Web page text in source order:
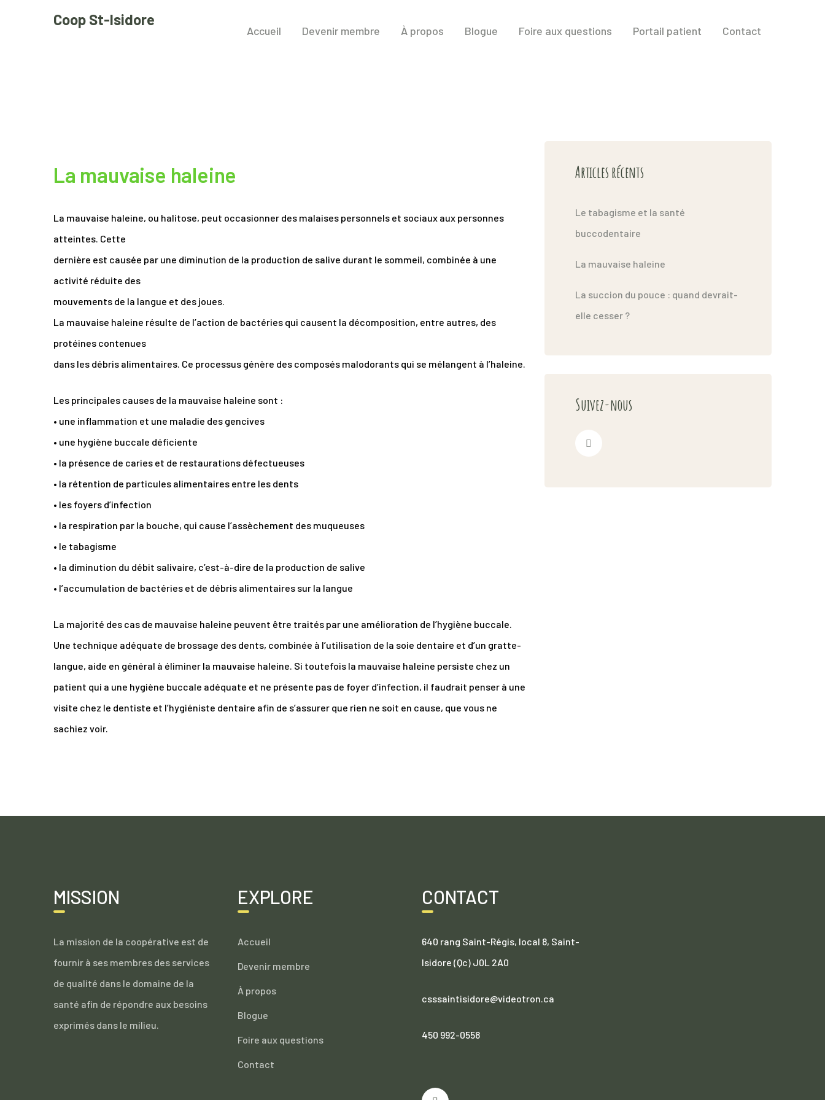
Coop St-Isidore
Accueil Devenir membre À propos Blogue Foire aux questions Portail patient Contact
La mauvaise haleine
La mauvaise haleine, ou halitose, peut occasionner des malaises personnels et sociaux aux personnes
atteintes. Cette
dernière est causée par une diminution de la production de salive durant le sommeil, combinée à une
activité réduite des
mouvements de la langue et des joues.
La mauvaise haleine résulte de l’action de bactéries qui causent la décomposition, entre autres, des
protéines contenues
dans les débris alimentaires. Ce processus génère des composés malodorants qui se mélangent à l’haleine.
Les principales causes de la mauvaise haleine sont :
• une inflammation et une maladie des gencives
• une hygiène buccale déficiente
• la présence de caries et de restaurations défectueuses
• la rétention de particules alimentaires entre les dents
• les foyers d’infection
• la respiration par la bouche, qui cause l’assèchement des muqueuses
• le tabagisme
• la diminution du débit salivaire, c’est-à-dire de la production de salive
• l’accumulation de bactéries et de débris alimentaires sur la langue
La majorité des cas de mauvaise haleine peuvent être traités par une amélioration de l’hygiène buccale.
Une technique adéquate de brossage des dents, combinée à l’utilisation de la soie dentaire et d’un gratte-
langue, aide en général à éliminer la mauvaise haleine. Si toutefois la mauvaise haleine persiste chez un
patient qui a une hygiène buccale adéquate et ne présente pas de foyer d’infection, il faudrait penser à une
visite chez le dentiste et l’hygiéniste dentaire afin de s’assurer que rien ne soit en cause, que vous ne
sachiez voir.
Articles récents
Le tabagisme et la santé
buccodentaire
La mauvaise haleine
La succion du pouce : quand devrait-
elle cesser ?
Suivez-nous
MISSION
La mission de la coopérative est de
fournir à ses membres des services
de qualité dans le domaine de la
santé afin de répondre aux besoins
exprimés dans le milieu.
EXPLORE
Accueil
Devenir membre
À propos
Blogue
Foire aux questions
Contact
CONTACT
640 rang Saint-Régis, local 8, Saint-
Isidore (Qc) J0L 2A0
csssaintisidore@videotron.ca
450 992-0558